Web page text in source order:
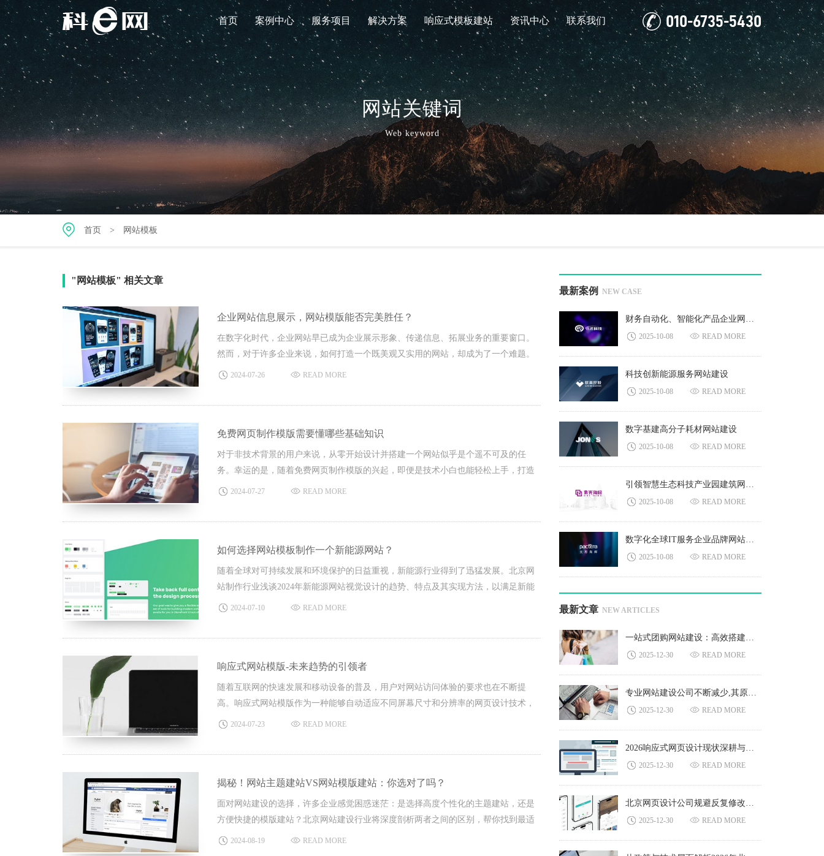
首页 案例中心 服务项目 解决方案 响应式模板建站 资讯中心 联系我们 010-6735-5430
网站关键词
Web keyword
首页 > 网站模板
"网站模板" 相关文章
企业网站信息展示，网站模版能否完美胜任？
在数字化时代，企业网站早已成为企业展示形象、传递信息、拓展业务的重要窗口。
然而，对于许多企业来说，如何打造一个既美观又实用的网站，却成为了一个难题。
今天，北京网站开发公司就来探讨一下，网站模版是否能够满足企业网站信息展示的
2024-07-26 READ MORE
免费网页制作模版需要懂哪些基础知识
对于非技术背景的用户来说，从零开始设计并搭建一个网站似乎是个遥不可及的任
务。幸运的是，随着免费网页制作模版的兴起，即便是技术小白也能轻松上手，打造
出令人瞩目的在线网站。
2024-07-27 READ MORE
如何选择网站模板制作一个新能源网站？
随着全球对可持续发展和环境保护的日益重视，新能源行业得到了迅猛发展。北京网
站制作行业浅谈2024年新能源网站视觉设计的趋势、特点及其实现方法，以满足新能
源企业宣传、产品展示及用户体验的需求。
2024-07-10 READ MORE
响应式网站模版-未来趋势的引领者
随着互联网的快速发展和移动设备的普及，用户对网站访问体验的要求也在不断提
高。响应式网站模版作为一种能够自动适应不同屏幕尺寸和分辨率的网页设计技术，
正逐渐成为未来网站设计的主流趋势。
2024-07-23 READ MORE
揭秘！网站主题建站VS网站模版建站：你选对了吗？
面对网站建设的选择，许多企业感觉困惑迷茫：是选择高度个性化的主题建站，还是
方便快捷的模版建站？北京网站建设行业将深度剖析两者之间的区别，帮你找到最适
合自己的建站方式。
2024-08-19 READ MORE
最新案例 NEW CASE
2025-10-08 READ MORE
科技创新能源服务网站建设
2025-10-08 READ MORE
数字基建高分子耗材网站建设
2025-10-08 READ MORE
2025-10-08 READ MORE
2025-10-08 READ MORE
最新文章 NEW ARTICLES
2025-12-30 READ MORE
2025-12-30 READ MORE
2025-12-30 READ MORE
2025-12-30 READ MORE